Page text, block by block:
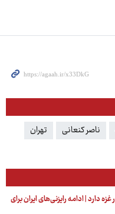
ناصر کنعانی
تهران
دارد | ادامه رایزنی‌های ایران برای